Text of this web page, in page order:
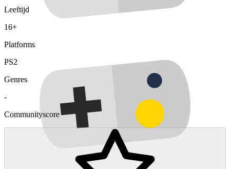
Leeftijd
16+
Platforms
PS2
Genres
-
Communityscore